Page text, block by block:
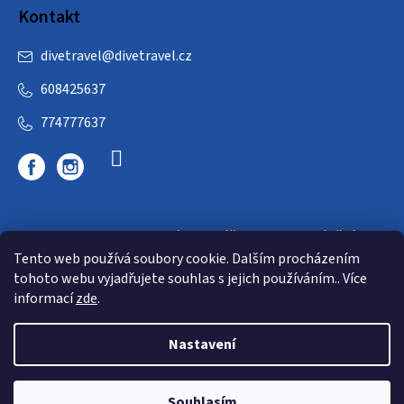
Tento web používá soubory cookie. Dalším procházením
tohoto webu vyjadřujete souhlas s jejich používáním.. Více
informacízde.
Nastavení
Kontakt
divetravel@divetravel.cz
608425637
774777637
DIVETRAVEL - cestovní kancelář - cesty za potápěním
Copyright 2026E-dive. Všechna práva vyhrazena.